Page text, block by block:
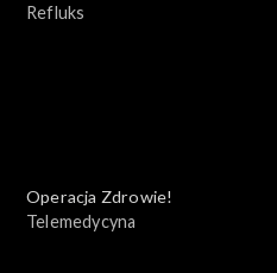
Refluks
Operacja Zdrowie!
Telemedycyna